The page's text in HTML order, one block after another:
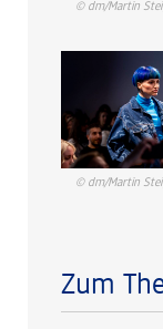
© dm/Martin
© dm/Martin
Zum